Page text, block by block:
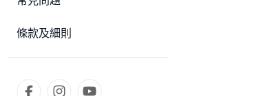
條款及細則